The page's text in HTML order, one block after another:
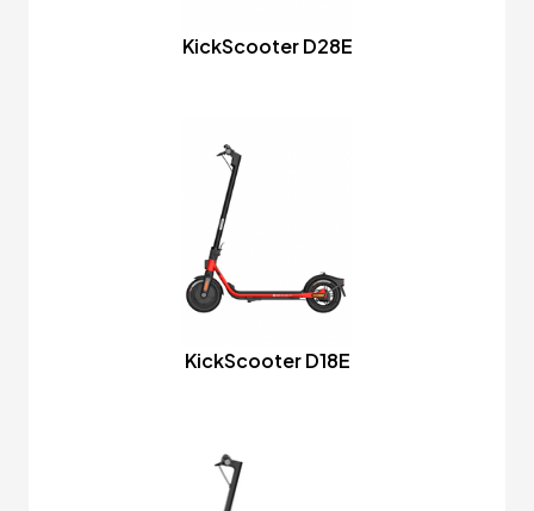
KickScooter D28E
KickScooter D18E